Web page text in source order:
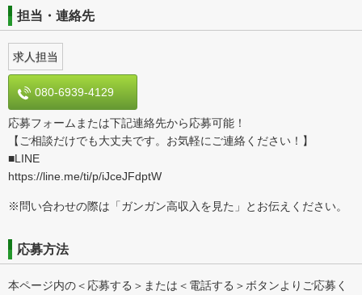
担当・連絡先
求人担当
080-6939-4129
応募フォームまたは下記連絡先から応募可能！
【ご相談だけでも大丈夫です。お気軽にご連絡ください！】
■LINE
https://line.me/ti/p/iJceJFdptW
※問い合わせの際は「ガンガン高収入を見た」とお伝えください。
応募方法
本ページ内の＜応募する＞または＜電話する＞ボタンよりご応募く